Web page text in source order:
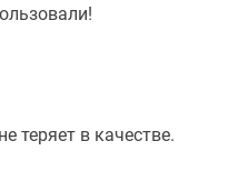
теряет в качестве.